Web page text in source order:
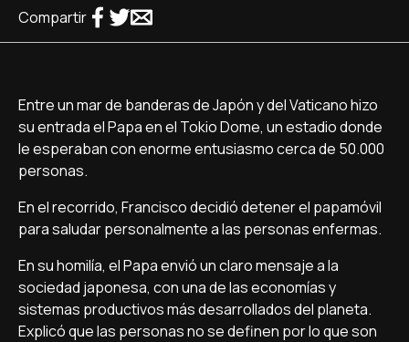
Compartir
Entre un mar de banderas de Japón y del Vaticano hizo
su entrada el Papa en el Tokio Dome, un estadio donde
le esperaban con enorme entusiasmo cerca de 50.000
personas.
En el recorrido, Francisco decidió detener el papamóvil
para saludar personalmente a las personas enfermas.
En su homilía, el Papa envió un claro mensaje a la
sociedad japonesa, con una de las economías y
sistemas productivos más desarrollados del planeta.
Explicó que las personas no se definen por lo que son